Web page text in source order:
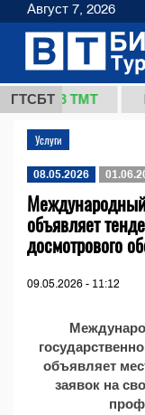
ГТСБТ
37,8 ТМТ
Услуги
08.05.2026
объявляет
досмотрового
09.05.2026 - 11:12
объявляет
заявок на
Август 7, 2026